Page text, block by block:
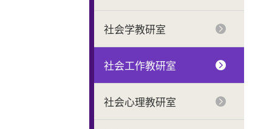
社会学教研室
社会工作教研室
社会心理教研室